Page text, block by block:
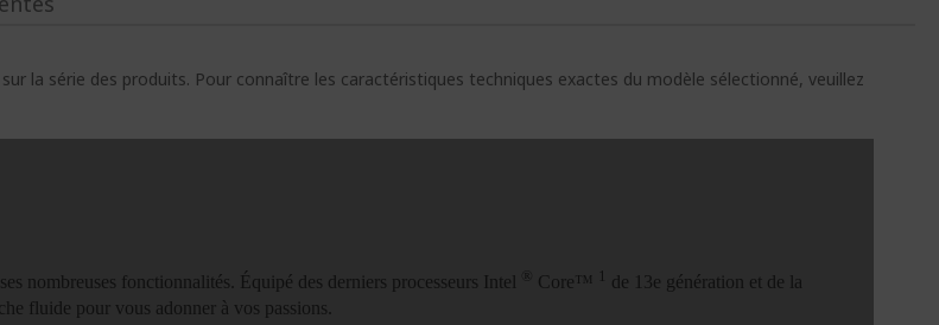
la série des produits. Pour connaître les caractéristiques techniques exactes du modèle sélectionné, veuillez